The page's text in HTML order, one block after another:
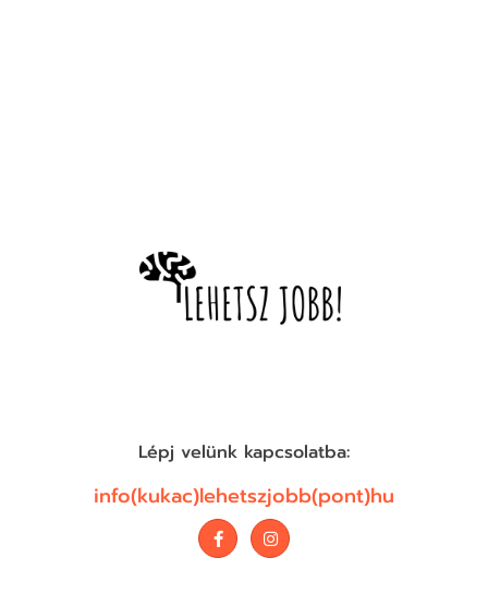
Lépj velünk kapcsolatba:
info(kukac)lehetszjobb(pont)hu